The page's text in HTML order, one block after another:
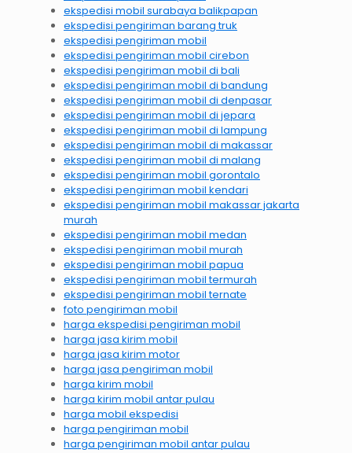
ekspedisi mobil surabaya balikpapan
ekspedisi pengiriman barang truk
ekspedisi pengiriman mobil
ekspedisi pengiriman mobil cirebon
ekspedisi pengiriman mobil di bali
ekspedisi pengiriman mobil di bandung
ekspedisi pengiriman mobil di denpasar
ekspedisi pengiriman mobil di jepara
ekspedisi pengiriman mobil di lampung
ekspedisi pengiriman mobil di makassar
ekspedisi pengiriman mobil di malang
ekspedisi pengiriman mobil gorontalo
ekspedisi pengiriman mobil kendari
ekspedisi pengiriman mobil makassar jakarta
murah
ekspedisi pengiriman mobil medan
ekspedisi pengiriman mobil murah
ekspedisi pengiriman mobil papua
ekspedisi pengiriman mobil termurah
ekspedisi pengiriman mobil ternate
foto pengiriman mobil
harga ekspedisi pengiriman mobil
harga jasa kirim mobil
harga jasa kirim motor
harga jasa pengiriman mobil
harga kirim mobil
harga kirim mobil antar pulau
harga mobil ekspedisi
harga pengiriman mobil
harga pengiriman mobil antar pulau